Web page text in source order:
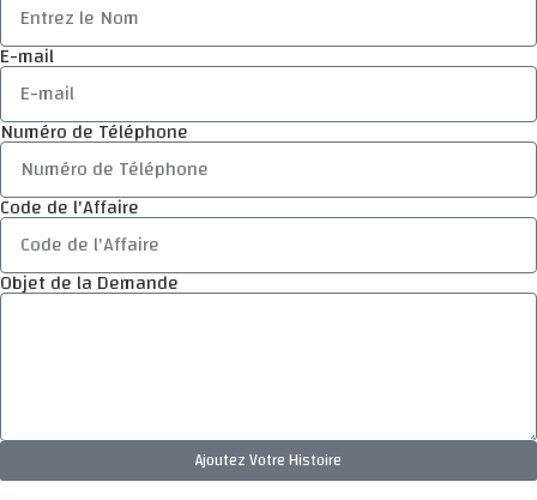
E-mail
Numéro de Téléphone
Code de l'Affaire
Objet de la Demande
Ajoutez Votre Histoire